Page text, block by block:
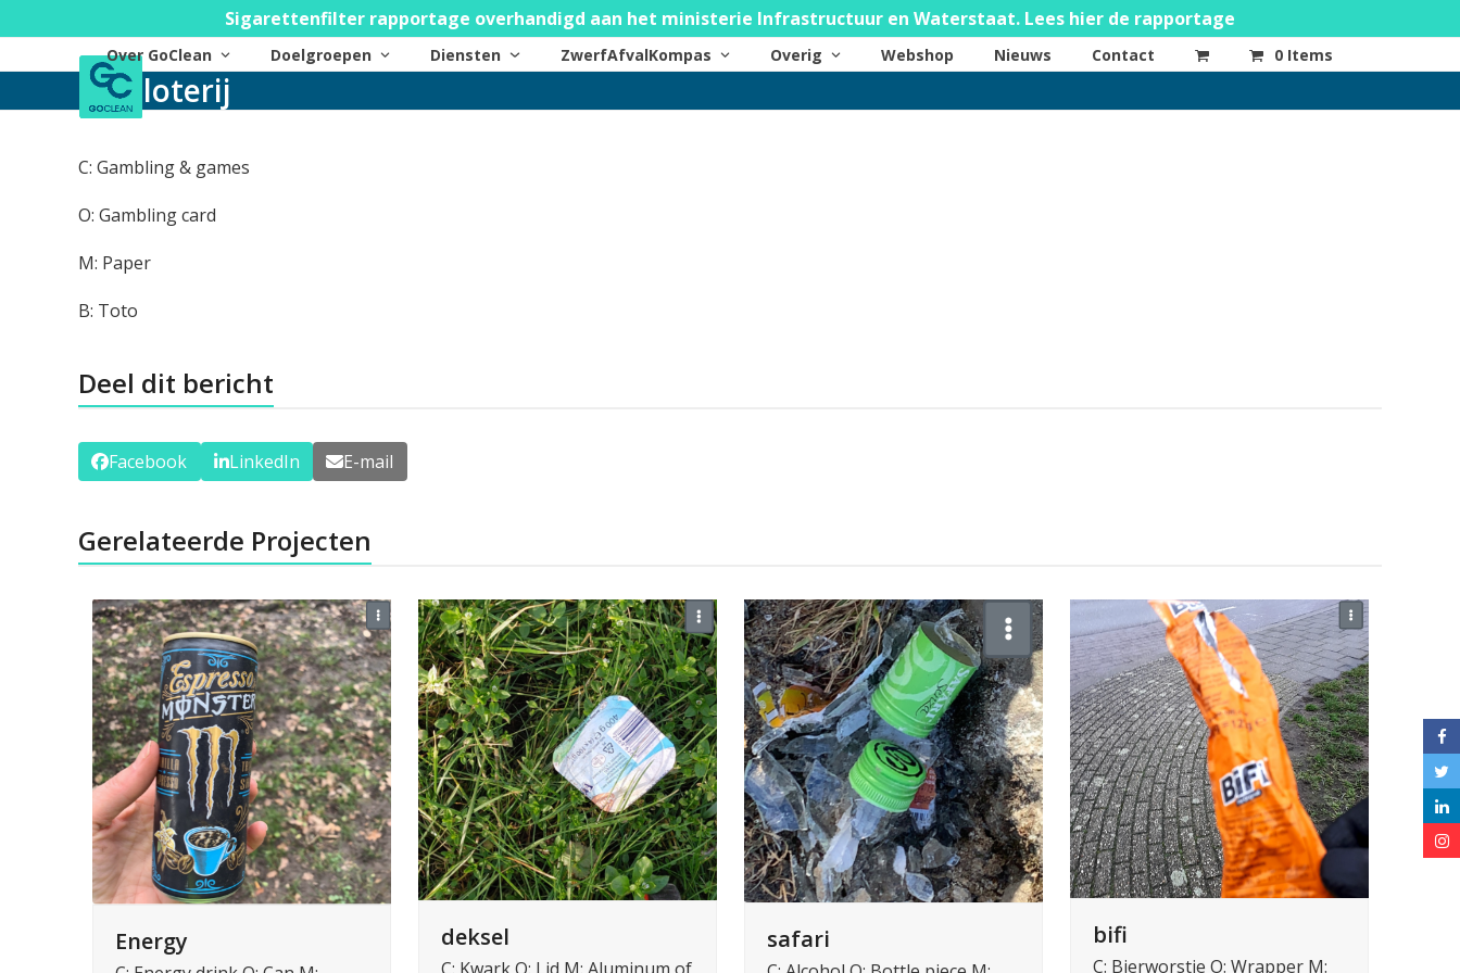
to
Sigarettenfilter rapportage overhandigd aan het ministerie Infrastructuur en Waterstaat. Lees hier de rapportage
Over GoClean Doelgroepen Diensten ZwerfAfvalKompas Overig Webshop Nieuws Contact 0 Items
loterij
C: Gambling & games
O: Gambling card
M: Paper
B: Toto
Deel dit bericht
Facebook LinkedIn E-mail
Gerelateerde Projecten
Energy deksel safari bifi
C: Bierworstje O: Wrapper M: